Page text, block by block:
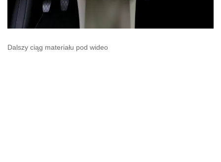
Dalszy ciąg materiału pod wideo